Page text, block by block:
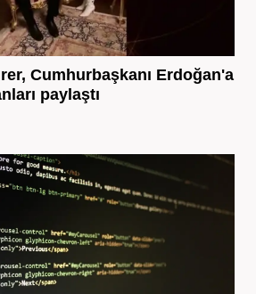
Cumhurbaşkanı Erdoğan'a
paylaştı